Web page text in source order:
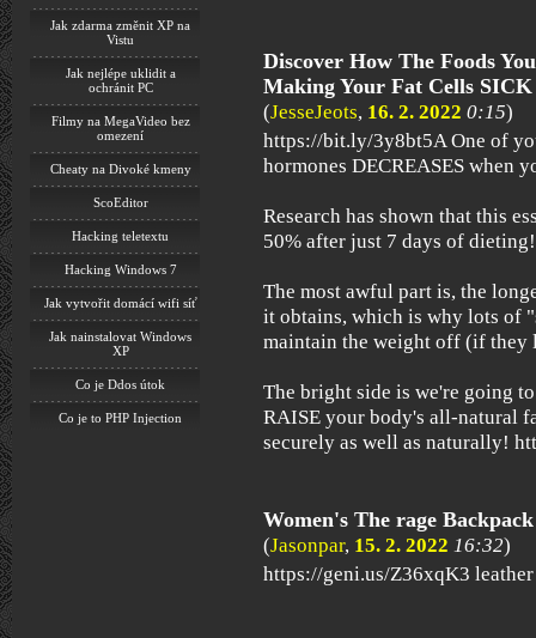
Jak zdarma změnit XP na
Vistu
Jak nejlépe uklidit a
ochránit PC
Filmy na MegaVideo bez
omezení
Cheaty na Divoké kmeny
ScoEditor
Hacking teletextu
Hacking Windows 7
Jak vytvořit domácí wifi síť
Jak nainstalovat Windows
XP
Co je Ddos útok
Co je to PHP Injection
Discover How The Foods
Making Your Fat Cells SICK
(JesseJeots, 16. 2. 2022 0:15)
https://bit.ly/3y8bt5A One of
hormones DECREASES when
Research has shown that this
50% after just 7 days of dieting!
The most awful part is, the
it obtains, which is why lots of
maintain the weight off (if they
The bright side is we're going
RAISE your body's all-natural
securely as well as naturally!
Women's The rage Backpack
(Jasonpar, 15. 2. 2022 16:32)
https://geni.us/Z36xqK3